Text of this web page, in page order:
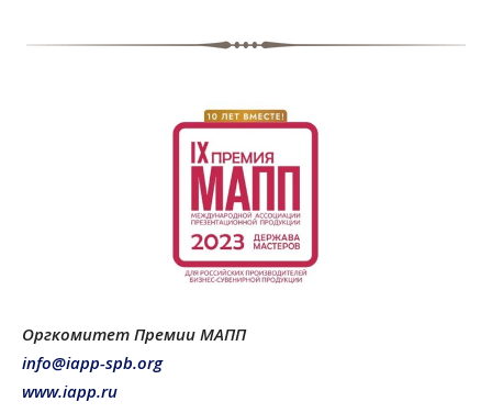
Оргкомитет Премии МАПП
info@iapp-spb.org
www.iapp.ru